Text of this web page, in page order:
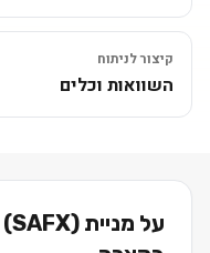
קיצור לניתוח
השוואות וכלים
על מניית (SAFX)